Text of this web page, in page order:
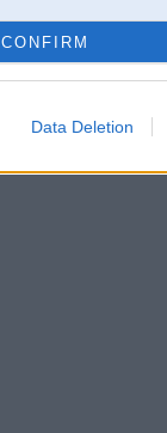
CONFIRM
Data Deletion